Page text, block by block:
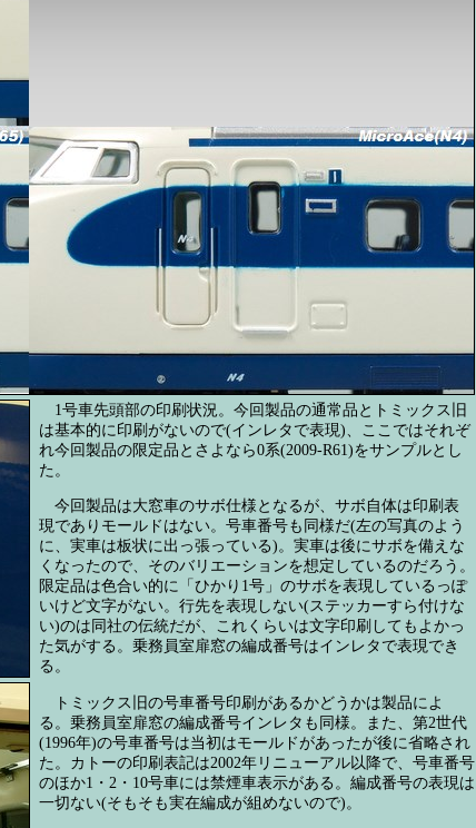
1号車先頭部の印刷状況。今回製品の通常品とトミックス旧
は基本的に印刷がないので(インレタで表現)、ここではそれぞ
れ今回製品の限定品とさよなら0系(2009-R61)をサンプルとし
た。
今回製品は大窓車のサボ仕様となるが、サボ自体は印刷表
現でありモールドはない。号車番号も同様だ(左の写真のよう
に、実車は板状に出っ張っている)。実車は後にサボを備えな
くなったので、そのバリエーションを想定しているのだろう。
限定品は色合い的に「ひかり1号」のサボを表現しているっぽ
いけど文字がない。行先を表現しない(ステッカーすら付けな
い)のは同社の伝統だが、これくらいは文字印刷してもよかっ
た気がする。乗務員室扉窓の編成番号はインレタで表現でき
る。
トミックス旧の号車番号印刷があるかどうかは製品によ
る。乗務員室扉窓の編成番号インレタも同様。また、第2世代
(1996年)の号車番号は当初はモールドがあったが後に省略され
た。カトーの印刷表記は2002年リニューアル以降で、号車番号
のほか1・2・10号車には禁煙車表示がある。編成番号の表現は
一切ない(そもそも実在編成が組めないので)。